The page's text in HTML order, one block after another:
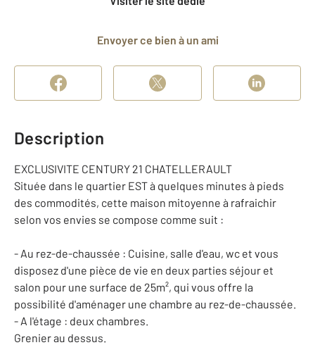
Envoyer ce bien à un ami
Description
EXCLUSIVITE CENTURY 21 CHATELLERAULT
Située dans le quartier EST à quelques minutes à pieds
des commodités, cette maison mitoyenne à rafraichir
selon vos envies se compose comme suit :
- Au rez-de-chaussée : Cuisine, salle d'eau, wc et vous
disposez d'une pièce de vie en deux parties séjour et
salon pour une surface de 25m², qui vous offre la
possibilité d'aménager une chambre au rez-de-chaussée.
- A l'étage : deux chambres.
Grenier au dessus.